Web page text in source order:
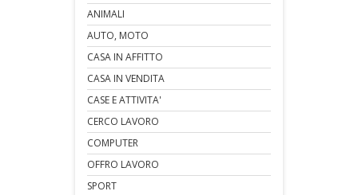
ANIMALI
AUTO, MOTO
CASA IN AFFITTO
CASA IN VENDITA
CASE E ATTIVITA'
CERCO LAVORO
COMPUTER
OFFRO LAVORO
SPORT